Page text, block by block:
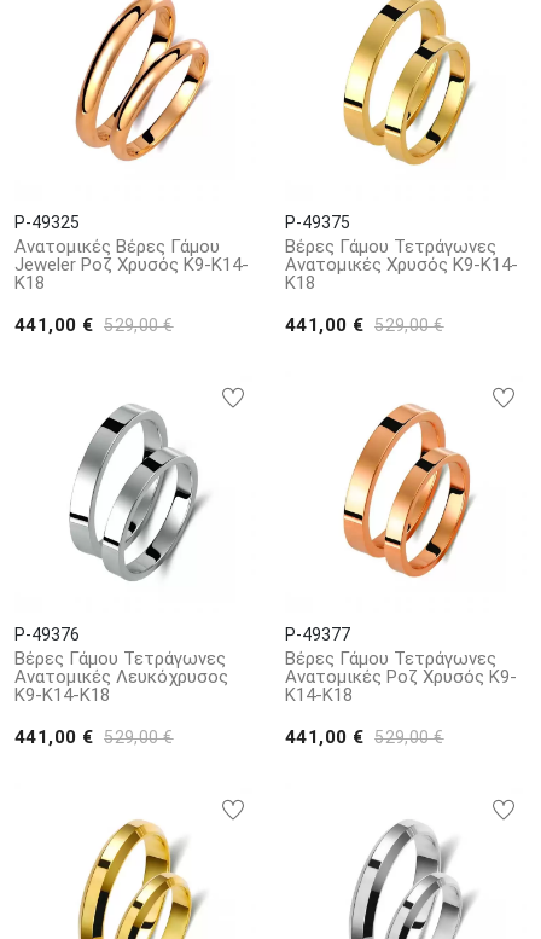
P-49325
Ανατομικές Βέρες Γάμου
Jeweler Ροζ Χρυσός Κ9-Κ14-
Κ18
441,00 € 529,00 €
P-49375
Βέρες Γάμου Τετράγωνες
Ανατομικές Χρυσός Κ9-Κ14-
Κ18
441,00 € 529,00 €
P-49376
Βέρες Γάμου Τετράγωνες
Ανατομικές Λευκόχρυσος
Κ9-Κ14-Κ18
441,00 € 529,00 €
P-49377
Βέρες Γάμου Τετράγωνες
Ανατομικές Ροζ Χρυσός Κ9-
Κ14-Κ18
441,00 € 529,00 €